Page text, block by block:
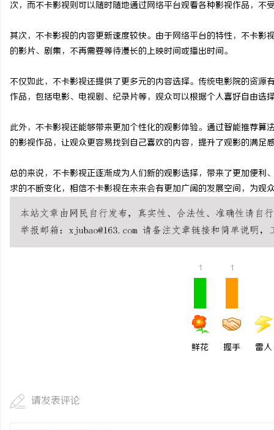
次，而不卡影视则可以随时随地通过网络平台观看各种影视作品，不
其次，不卡影视的内容更新速度较快。由于网络平台的特性，不卡
的影片、剧集，不再需要等待漫长的上映时间或播出时间。
不仅如此，不卡影视还提供了更多元的内容选择。传统电影院的资
作品，包括电影、电视剧、纪录片等，观众可以根据个人喜好自由选
此外，不卡影视还能够带来更加个性化的观影体验。通过智能推荐
的影视作品，让观众更容易找到自己喜欢的内容，提升了观影的满足
总的来说，不卡影视正逐渐成为人们新的观影选择，带来了更加便
求的不断变化，相信不卡影视在未来会有更加广阔的发展空间，为观
1
鲜花
1
握手 雷人
请发表评论
不买SEM广告、不发天
小企业怎么靠GEO让AI